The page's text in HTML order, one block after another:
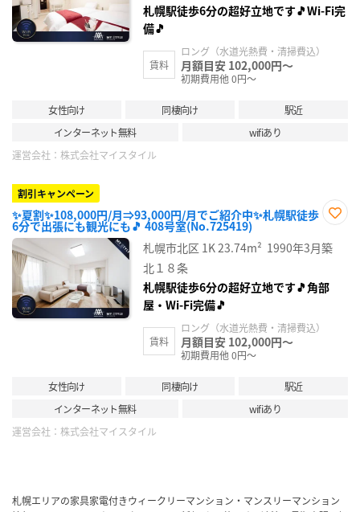
札幌駅徒歩6分の超好立地です🎵Wi-Fi完
備🎵
賃料
ロング（水道光熱費・清掃費込）
月額目安 102,000円～
初期費用他 0円～
女性向け 同棲向け
駅近
インターネット無料
wifiあり
運営会社： 株式会社マイスタイル
割引キャンペーン
✨夏割✨108,000円/月⇒93,000円/月でご紹介中✨札幌駅徒歩
6分で出張にも観光にも🎵 408号室(No.725419)
に入
り登
札幌市北区 1K23.74m² 1990年3月築
北１８条
札幌駅徒歩6分の超好立地です🎵角部
屋・Wi-Fi完備🎵
賃料
ロング（水道光熱費・清掃費込）
月額目安 102,000円～
初期費用他 0円～
女性向け 同棲向け
駅近
インターネット無料
wifiあり
運営会社： 株式会社マイスタイル
札幌エリアの家具家電付きウィークリーマンション・マンスリーマンション